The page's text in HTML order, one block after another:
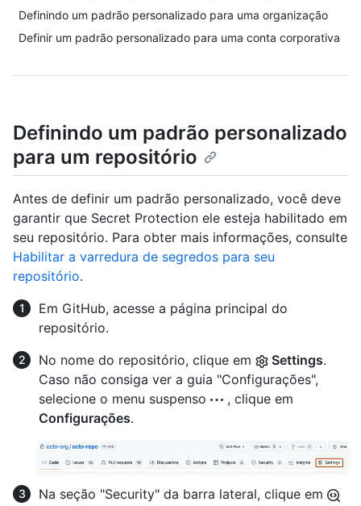
Definindo um padrão personalizado para uma organização
Definir um padrão personalizado para uma conta corporativa
Definindo um padrão personalizado
para um repositório
Antes de definir um padrão personalizado, você deve
garantir que Secret Protection ele esteja habilitado em
seu repositório. Para obter mais informações, consulte
Habilitar a varredura de segredos para seu
repositório.
Em GitHub, acesse a página principal do
repositório.
No nome do repositório, clique em
Settings.
Caso não consiga ver a guia "Configurações",
selecione o menu suspenso
, clique em
Configurações.
Na seção "Security" da barra lateral, clique em